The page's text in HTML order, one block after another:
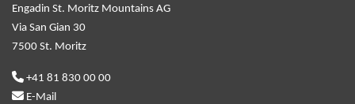
Engadin St. Moritz Mountains AG
Via San Gian 30
7500 St. Moritz
+41 81 830 00 00
E-Mail